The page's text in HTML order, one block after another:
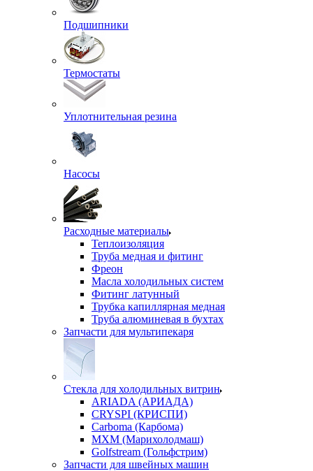
Подшипники
Термостаты
Уплотнительная резина
Насосы
Расходные материалы
Теплоизоляция
Труба медная и фитинг
Фреон
Масла холодильных систем
Фитинг латунный
Трубка капиллярная медная
Труба алюминевая в бухтах
Запчасти для мультипекаря
Стекла для холодильных витрин
ARIADA (АРИАДА)
CRYSPI (КРИСПИ)
Carboma (Карбома)
MXM (Марихолодмаш)
Golfstream (Гольфстрим)
Запчасти для швейных машин